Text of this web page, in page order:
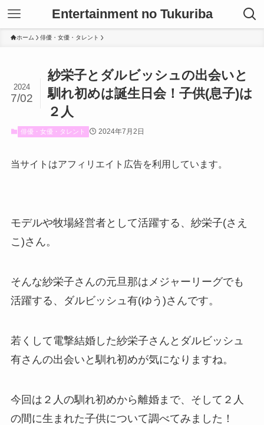
Entertainment no Tukuriba
ホーム 俳優・女優・タレント
紗栄子とダルビッシュの出会いと
馴れ初めは誕生日会！子供(息子)は
２人
2024
7/02
俳優・女優・タレント 2024年7月2日
当サイトはアフィリエイト広告を利用しています。
モデルや牧場経営者として活躍する、紗栄子(さえ
こ)さん。
そんな紗栄子さんの元旦那はメジャーリーグでも
活躍する、ダルビッシュ有(ゆう)さんです。
若くして電撃結婚した紗栄子さんとダルビッシュ
有さんの出会いと馴れ初めが気になりますね。
今回は２人の馴れ初めから離婚まで、そして２人
の間に生まれた子供について調べてみました！